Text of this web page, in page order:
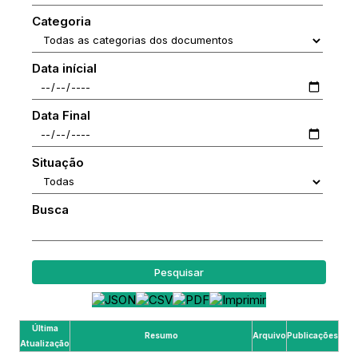
Categoria
Data inícial
Data Final
Situação
Busca
Pesquisar
Última
Atualização
Resumo ArquivoPublicações